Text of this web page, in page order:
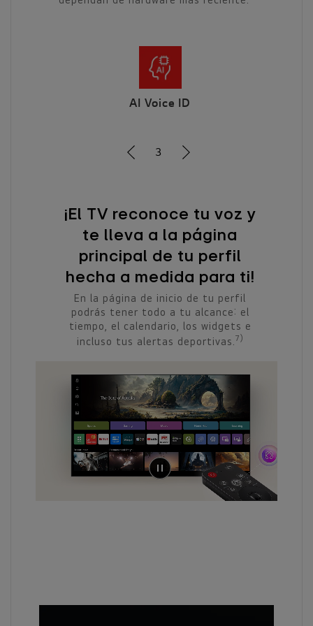
reconoce tu voz y
lleva a la página
de tu perfil
a medida para ti!
página de inicio de tu perfil
tener todo a tu alcance: el
el calendario, los widgets e
tus alertas deportivas. 7)
Búsqueda
IA:
Simplemente di lo
selecciona el
adapte a ti. El
múltiples
resultados
1